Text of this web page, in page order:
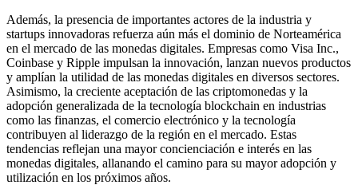
Además, la presencia de importantes actores de la industria y
startups innovadoras refuerza aún más el dominio de Norteamérica
en el mercado de las monedas digitales. Empresas como Visa Inc.,
Coinbase y Ripple impulsan la innovación, lanzan nuevos productos
y amplían la utilidad de las monedas digitales en diversos sectores.
Asimismo, la creciente aceptación de las criptomonedas y la
adopción generalizada de la tecnología blockchain en industrias
como las finanzas, el comercio electrónico y la tecnología
contribuyen al liderazgo de la región en el mercado. Estas
tendencias reflejan una mayor concienciación e interés en las
monedas digitales, allanando el camino para su mayor adopción y
utilización en los próximos años.